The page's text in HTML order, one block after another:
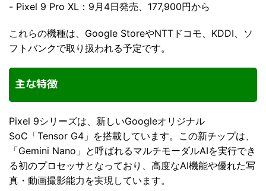
- Pixel 9 Pro XL：9月4日発売、177,900円から
これらの機種は、Google StoreやNTTドコモ、KDDI、ソ
フトバンクで取り扱われる予定です。
主な特徴
Pixel 9シリーズは、新しいGoogleオリジナル
SoC「Tensor G4」を搭載しています。この新チップは、
「Gemini Nano」と呼ばれるマルチモーダルAIを実行でき
る初のプロセッサとなっており、高度なAI機能や優れた写
真・動画撮影能力を実現しています。